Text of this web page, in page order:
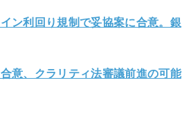
ン利回り規制で妥協案に合意。銀
意、クラリティ法審議前進の可能